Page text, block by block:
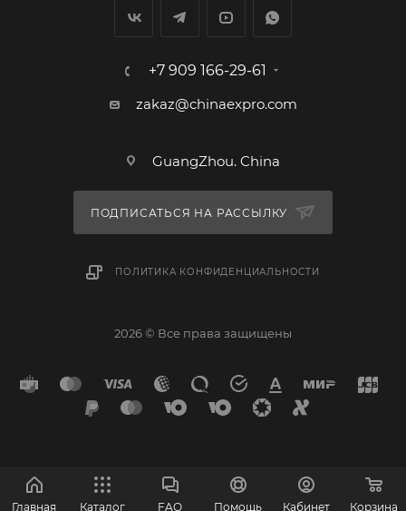
+7 909 166-29-61
zakaz@chinaexpro.com
GuangZhou. China
ПОДПИСАТЬСЯ НА РАССЫЛКУ
ПОЛИТИКА КОНФИДЕНЦИАЛЬНОСТИ
2026 © Все права защищены
Главная Каталог FAQ Помощь Кабинет Корзина